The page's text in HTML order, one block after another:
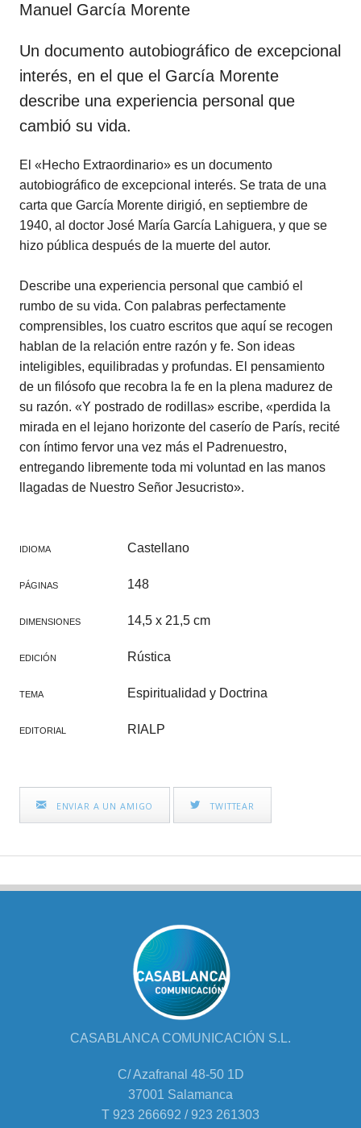
Manuel García Morente
Un documento autobiográfico de excepcional
interés, en el que el García Morente
describe una experiencia personal que
cambió su vida.
El «Hecho Extraordinario» es un documento
autobiográfico de excepcional interés. Se trata de una
carta que García Morente dirigió, en septiembre de
1940, al doctor José María García Lahiguera, y que se
hizo pública después de la muerte del autor.
Describe una experiencia personal que cambió el
rumbo de su vida. Con palabras perfectamente
comprensibles, los cuatro escritos que aquí se recogen
hablan de la relación entre razón y fe. Son ideas
inteligibles, equilibradas y profundas. El pensamiento
de un filósofo que recobra la fe en la plena madurez de
su razón. «Y postrado de rodillas» escribe, «perdida la
mirada en el lejano horizonte del caserío de París, recité
con íntimo fervor una vez más el Padrenuestro,
entregando libremente toda mi voluntad en las manos
llagadas de Nuestro Señor Jesucristo».
IDIOMA Castellano
PÁGINAS 148
DIMENSIONES 14,5 x 21,5 cm
EDICIÓN Rústica
TEMA Espiritualidad y Doctrina
EDITORIAL RIALP
ENVIAR A UN AMIGO TWITTEAR
CASABLANCA COMUNICACIÓN S.L.
C/ Azafranal 48-50 1D
37001 Salamanca
T 923 266692 / 923 261303